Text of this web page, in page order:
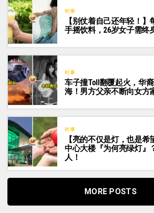
时事
【别仗着自己还年轻！】
手摇饮料，26岁女子需终
时事
车子撞Toll翻覆起火，华
海！男方父亲不断向女方
时事
【亮的不仅是灯，也是
中心大楼『为何亮绿灯』
人！
MORE POSTS